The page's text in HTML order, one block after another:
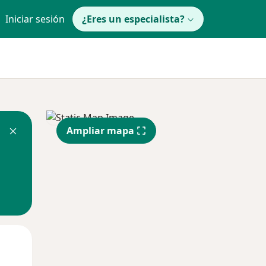
Iniciar sesión ¿Eres un especialista?
Ampliar mapa